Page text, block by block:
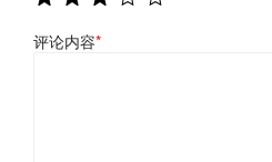
评论内容*